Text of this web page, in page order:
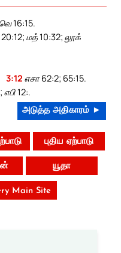
16:15.
மத் 10:32; லூக்
3:12 எசா 62:2; 65:15.
12:.
அடுத்த அதிகாரம் ►
புதிய ஏற்பாடு
யூதா
Main Site